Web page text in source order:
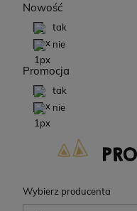
Nowość
tak
nie
Promocja
tak
nie
Wybierz producenta